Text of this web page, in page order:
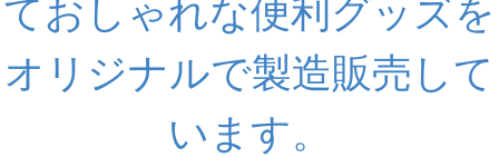
ておしゃれな便利グッズを
オリジナルで製造販売して
います。